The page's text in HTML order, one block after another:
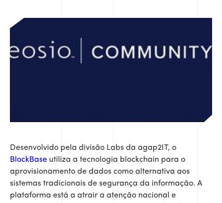
Desenvolvido pela divisão Labs da agap2IT, o
BlockBase utiliza a tecnologia blockchain para o
aprovisionamento de dados como alternativa aos
sistemas tradicionais de segurança da informação. A
plataforma está a atrair a atenção nacional e